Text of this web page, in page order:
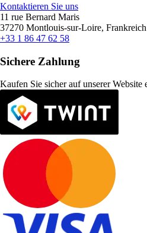
Kontaktieren Sie uns
11 rue Bernard Maris
37270 Montlouis-sur-Loire, Frankreich
+33 1 86 47 62 58
Sichere Zahlung
Kaufen Sie sicher auf unserer Website